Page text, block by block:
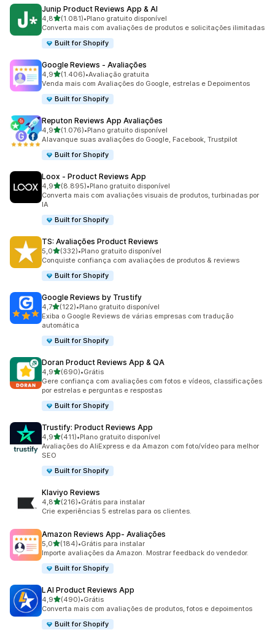
Junip Product Reviews App & AI
4,8de 5 estrelas
(1.081)
1081 avaliações ao todo
•Plano gratuito disponível
Converta mais com avaliações de produtos e solicitações ilimitadas
Built for Shopify
Google Reviews ‑ Avaliações
4,9de 5 estrelas
(1.406)
1406 avaliações ao todo
•Avaliação gratuita
Venda mais com Avaliações do Google, estrelas e Depoimentos
Built for Shopify
Reputon Reviews App Avaliações
4,9de 5 estrelas
(1.076)
1076 avaliações ao todo
•Plano gratuito disponível
Alavanque suas avaliações do Google, Facebook, Trustpilot
Built for Shopify
Loox ‑ Product Reviews App
4,9de 5 estrelas
(8.895)
8895 avaliações ao todo
•Plano gratuito disponível
Converta mais com avaliações visuais de produtos, turbinadas por
IA
Built for Shopify
TS: Avaliações Product Reviews
5,0de 5 estrelas
(332)
332 avaliações ao todo
•Plano gratuito disponível
Conquiste confiança com avaliações de produtos & reviews
Built for Shopify
Google Reviews by Trustify
4,7de 5 estrelas
(122)
122 avaliações ao todo
•Plano gratuito disponível
Exiba o Google Reviews de várias empresas com tradução
automática
Built for Shopify
Doran Product Reviews App & QA
4,9de 5 estrelas
(690)
690 avaliações ao todo
•Grátis
Gere confiança com avaliações com fotos e vídeos, classificações
por estrelas e perguntas e respostas
Built for Shopify
Trustify: Product Reviews App
4,9de 5 estrelas
(411)
411 avaliações ao todo
•Plano gratuito disponível
Avaliações do AliExpress e da Amazon com foto/vídeo para melhor
SEO
Built for Shopify
Klaviyo Reviews
4,8de 5 estrelas
(216)
216 avaliações ao todo
•Grátis para instalar
Crie experiências 5 estrelas para os clientes.
Amazon Reviews App‑ Avaliações
5,0de 5 estrelas
(184)
184 avaliações ao todo
•Grátis para instalar
Importe avaliações da Amazon. Mostrar feedback do vendedor.
Built for Shopify
LAI Product Reviews App
4,9de 5 estrelas
(490)
490 avaliações ao todo
•Grátis
Converta mais com avaliações de produtos, fotos e depoimentos
Built for Shopify